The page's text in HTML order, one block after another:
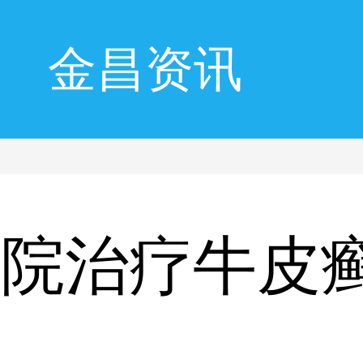
金昌资讯
治疗牛皮